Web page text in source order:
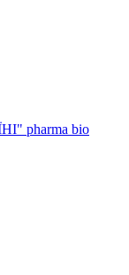
pharma bio